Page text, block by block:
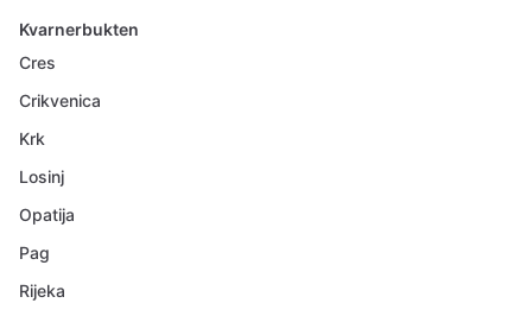
Kvarnerbukten
Cres
Crikvenica
Krk
Losinj
Opatija
Pag
Rijeka